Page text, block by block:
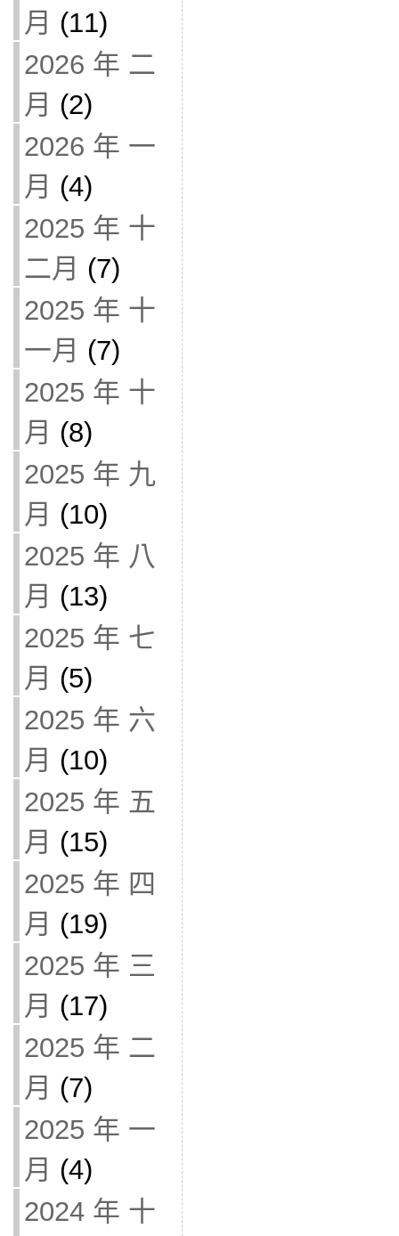
月 (11)
2026 年 二
月 (2)
2026 年 一
月 (4)
2025 年 十
二月 (7)
2025 年 十
一月 (7)
2025 年 十
月 (8)
2025 年 九
月 (10)
2025 年 八
月 (13)
2025 年 七
月 (5)
2025 年 六
月 (10)
2025 年 五
月 (15)
2025 年 四
月 (19)
2025 年 三
月 (17)
2025 年 二
月 (7)
2025 年 一
月 (4)
2024 年 十